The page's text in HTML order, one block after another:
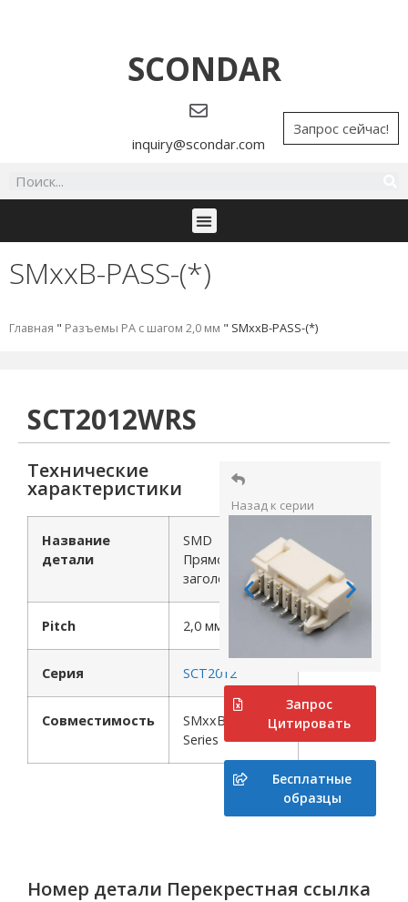
SCONDAR
inquiry@scondar.com
Запрос сейчас!
SMxxB-PASS-(*)
Главная " Разъемы PA с шагом 2,0 мм " SMxxB-PASS-(*)
SCT2012WRS
Технические
характеристики
Название
детали
SMD
Прямоугольный
заголовок
Pitch 2,0 мм
Серия SCT2012
Совместимость
SMxxB-PASS-(*)
Series
Назад к серии
Запрос
Цитировать
Бесплатные
образцы
Номер детали Перекрестная ссылка